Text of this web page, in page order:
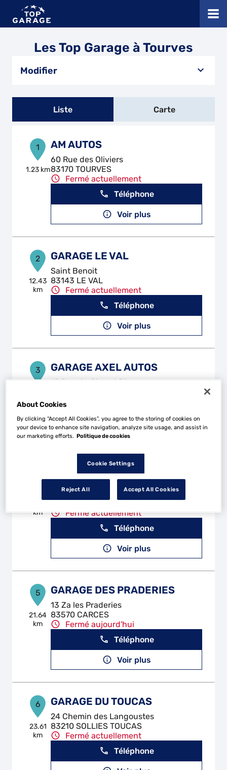
Les Top Garage à Tourves
Modifier
Liste Carte
1
1.23 km
AM AUTOS
60 Rue des Oliviers
83170 TOURVES
Fermé actuellement
Téléphone
Voir plus
2
12.43
km
GARAGE LE VAL
Saint Benoit
83143 LE VAL
Fermé actuellement
Téléphone
Voir plus
3
km
GARAGE AXEL AUTOS
15 Rue du Cheval Blanc
Fermé actuellement
Téléphone
Voir plus
km
EURL DUDON
Za la Burliere
13530 TRETS
Fermé actuellement
Téléphone
Voir plus
5
21.64
km
GARAGE DES PRADERIES
13 Za les Praderies
83570 CARCES
Fermé aujourd'hui
Téléphone
Voir plus
6
23.61
km
GARAGE DU TOUCAS
24 Chemin des Langoustes
83210 SOLLIES TOUCAS
Fermé actuellement
Téléphone
About Cookies
By clicking “Accept All Cookies”, you agree to the storing of cookies on
your device to enhance site navigation, analyze site usage, and assist in
our marketing efforts. Politique de cookies
Cookie Settings
Reject All Accept All Cookies